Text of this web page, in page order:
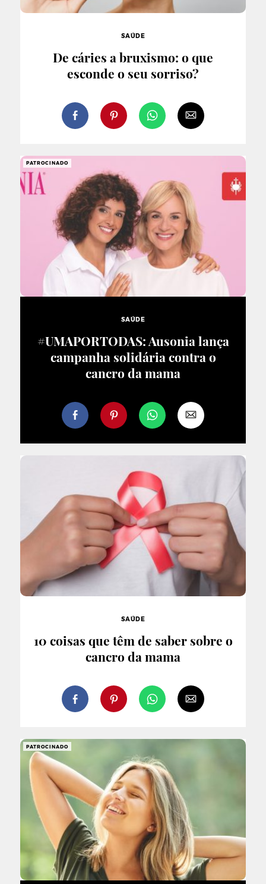
SAÚDE
De cáries a bruxismo: o que
esconde o seu sorriso?
PATROCINADO
SAÚDE
#UMAPORTODAS: Ausonia lança
campanha solidária contra o
cancro da mama
SAÚDE
10 coisas que têm de saber sobre o
cancro da mama
PATROCINADO